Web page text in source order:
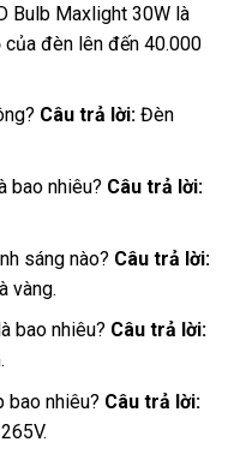
Bulb Maxlight 30W là
đèn lên đến 40.000
Câu trả lời:Đèn
bao nhiêu? Câu trả lời:
sáng nào? Câu trả lời:
vàng.
bao nhiêu? Câu trả lời:
nhiêu? Câu trả lời: